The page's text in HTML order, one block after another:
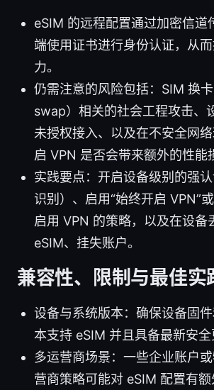
eSIM 的远程配置通过加密信道
端使用证书进行身份认证，从
力。
仍需注意的风险包括：SIM 换
swap）相关的社会工程攻击、
未授权接入、以及在不安全网
启 VPN 是否会带来额外的性能
实践要点：开启设备级别的强
识别）、启用“始终开启 VPN”
启用 VPN 的策略，以及在设备
eSIM、挂失账户。
兼容性、限制与最佳实
设备与系统版本：确保设备固
本支持 eSIM 并且具备最新安全
多运营商场景：一些企业账户
营商策略可能对 eSIM 配置有